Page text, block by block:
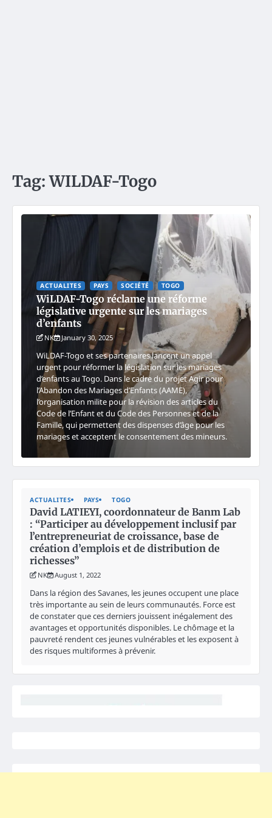
Tag:WILDAF-Togo
ACTUALITES PAYS SOCIÉTÉ TOGO
WiLDAF-Togo réclame une réforme
législative urgente sur les mariages
d’enfants
NK January 30, 2025
WiLDAF-Togo et ses partenaires lancent un appel
urgent pour réformer la législation sur les mariages
d’enfants au Togo. Dans le cadre du projet Agir pour
l’Abandon des Mariages d’Enfants (AAME),
l’organisation milite pour la révision des articles du
Code de l’Enfant et du Code des Personnes et de la
Famille, qui permettent des dispenses d’âge pour les
mariages et acceptent le consentement des mineurs.
ACTUALITES PAYS TOGO
David LATIEYI, coordonnateur de Banm Lab
: “Participer au développement inclusif par
l’entrepreneuriat de croissance, base de
création d’emplois et de distribution de
richesses”
NK August 1, 2022
Dans la région des Savanes, les jeunes occupent une place
très importante au sein de leurs communautés. Force est
de constater que ces derniers jouissent inégalement des
avantages et opportunités disponibles. Le chômage et la
pauvreté rendent ces jeunes vulnérables et les exposent à
des risques multiformes à prévenir.